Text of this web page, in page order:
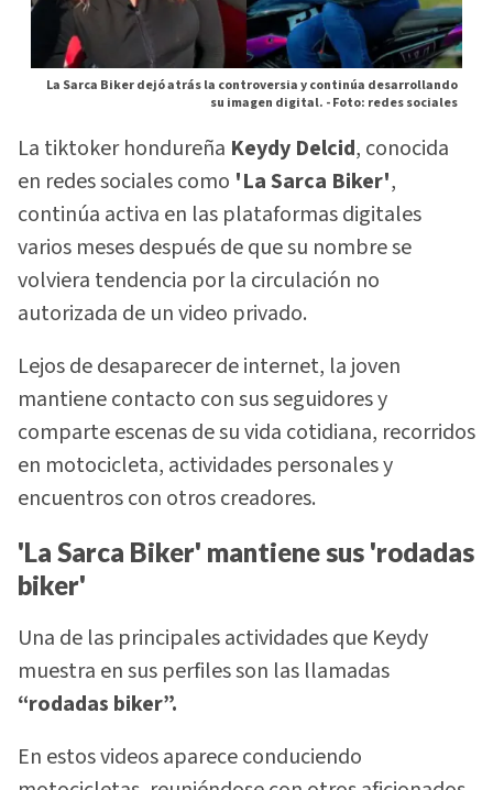
La Sarca Biker dejó atrás la controversia y continúa desarrollando
su imagen digital. -Foto: redes sociales
La tiktoker hondureña Keydy Delcid, conocida
en redes sociales como 'La Sarca Biker',
continúa activa en las plataformas digitales
varios meses después de que su nombre se
volviera tendencia por la circulación no
autorizada de un video privado.
Lejos de desaparecer de internet, la joven
mantiene contacto con sus seguidores y
comparte escenas de su vida cotidiana, recorridos
en motocicleta, actividades personales y
encuentros con otros creadores.
'La Sarca Biker' mantiene sus 'rodadas
biker'
Una de las principales actividades que Keydy
muestra en sus perfiles son las llamadas
“rodadas biker”.
En estos videos aparece conduciendo